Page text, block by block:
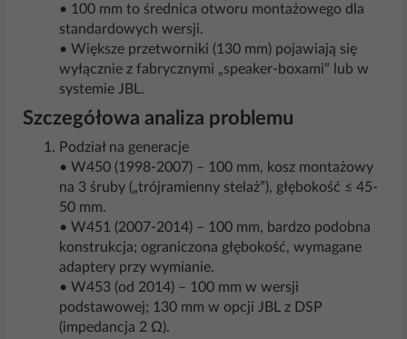
• 100 mm to średnica otworu montażowego dla
standardowych wersji.
• Większe przetworniki (130 mm) pojawiają się
wyłącznie z fabrycznymi „speaker-boxami” lub w
systemie JBL.
Szczegółowa analiza problemu
Podział na generacje
• W450 (1998-2007) – 100 mm, kosz montażowy
na 3 śruby („trójramienny stelaż”), głębokość ≤ 45-
50 mm.
• W451 (2007-2014) – 100 mm, bardzo podobna
konstrukcja; ograniczona głębokość, wymagane
adaptery przy wymianie.
• W453 (od 2014) – 100 mm w wersji
podstawowej; 130 mm w opcji JBL z DSP
(impedancja 2 Ω).